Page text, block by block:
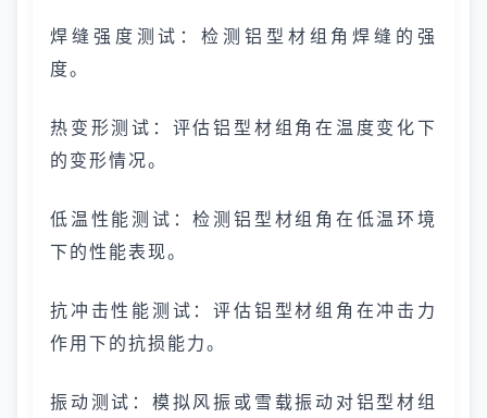
焊缝强度测试：检测铝型材组角焊缝的强
度。
热变形测试：评估铝型材组角在温度变化下
的变形情况。
低温性能测试：检测铝型材组角在低温环境
下的性能表现。
抗冲击性能测试：评估铝型材组角在冲击力
作用下的抗损能力。
振动测试：模拟风振或雪载振动对铝型材组